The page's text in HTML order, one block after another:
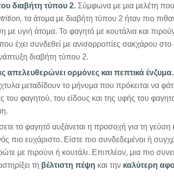
διαβήτη τύπου 2.Σύμφωνα με μια μελέτη που
τα άτομα με διαβήτη τύπου 2 ήταν πιο
υγιή άτομα. Το φαγητό με κουτάλια και
έχει συνδεθεί με ανισορροπίες σακχάρου στο
διαβήτη τύπου 2.
απελευθερώνει ορμόνες και πεπτικά ένζυμα.
μεταδίδουν το μήνυμα που πρόκειται να
φαγητού, του είδους και της υφής του
το φαγητό αυξάνεται η προσοχή για τη
πιο ευχάριστο. Είστε πιο συνδεδεμένοι ή
με πιρούνι ή κουτάλι. Επιπλέον, μια πιο
τη βέλτιστη πέψη και την καλύτερη